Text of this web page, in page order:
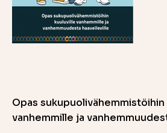
Opas sukupuolivähemmistöihin
vanhemmille ja